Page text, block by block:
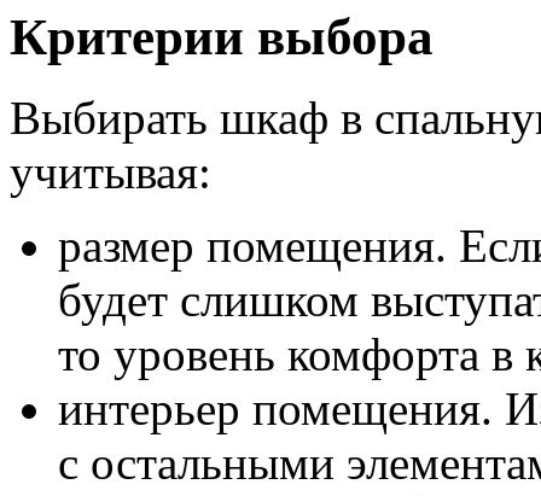
Критерии выбора
Выбирать шкаф в
учитывая:
размер помещения.
будет слишком
то уровень комфорта в
интерьер помещения.
с остальными